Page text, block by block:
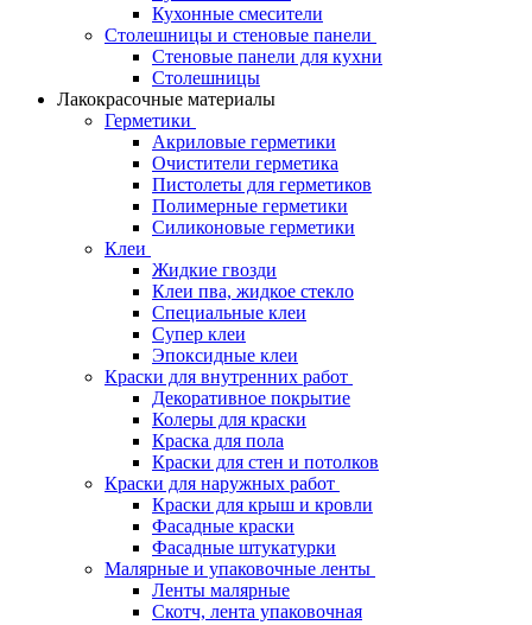
Кухонные смесители
Столешницы и стеновые панели
Стеновые панели для кухни
Столешницы
Лакокрасочные материалы
Герметики
Акриловые герметики
Очистители герметика
Пистолеты для герметиков
Полимерные герметики
Силиконовые герметики
Клеи
Жидкие гвозди
Клеи пва, жидкое стекло
Специальные клеи
Супер клеи
Эпоксидные клеи
Краски для внутренних работ
Декоративное покрытие
Колеры для краски
Краска для пола
Краски для стен и потолков
Краски для наружных работ
Краски для крыш и кровли
Фасадные краски
Фасадные штукатурки
Малярные и упаковочные ленты
Ленты малярные
Скотч, лента упаковочная